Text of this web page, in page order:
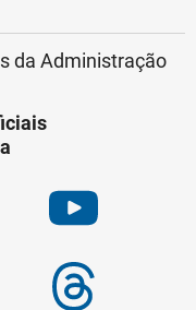
da Administração